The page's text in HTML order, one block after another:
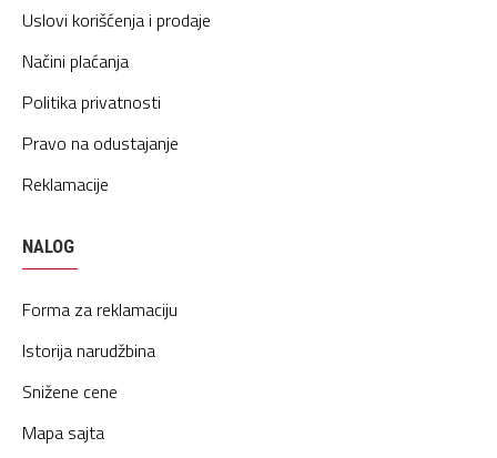
Uslovi korišćenja i prodaje
Načini plaćanja
Politika privatnosti
Pravo na odustajanje
Reklamacije
NALOG
Forma za reklamaciju
Istorija narudžbina
Snižene cene
Mapa sajta